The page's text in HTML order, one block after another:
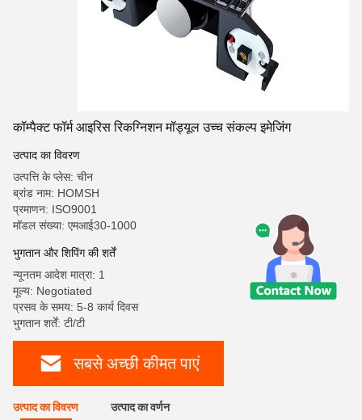
कॉम्पैक्ट फॉर्म आइरिस रिकग्निशन मॉड्यूल उच्च संकल्प इमेजिंग
उत्पाद का विवरण
उत्पत्ति के प्लेस: चीन
ब्रांड नाम: HOMSH
प्रमाणन: ISO9001
मॉडल संख्या: एमआई30-1000
भुगतान और शिपिंग की शर्तें
न्यूनतम आदेश मात्रा: 1
मूल्य: Negotiated
प्रसव के समय: 5-8 कार्य दिवस
भुगतान शर्तें: टी/टी
सबसे अच्छी कीमत पाएं
उत्पाद का विवरण उत्पाद का वर्णन